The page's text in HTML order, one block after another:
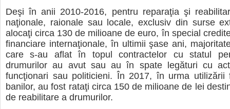
Deşi în anii 2010-2016, pentru reparaţia şi
naţionale, raionale sau locale, exclusiv din surse
alocaţi circa 130 de milioane de euro, în special
financiare internaţionale, în ultimii şase ani,
care s-au aflat în topul contractelor cu statul
drumurilor au avut sau au în spate legături cu
funcţionari sau politicieni. În 2017, în urma utilizării
banilor, au fost rataţi circa 150 de milioane de lei
de reabilitare a drumurilor.